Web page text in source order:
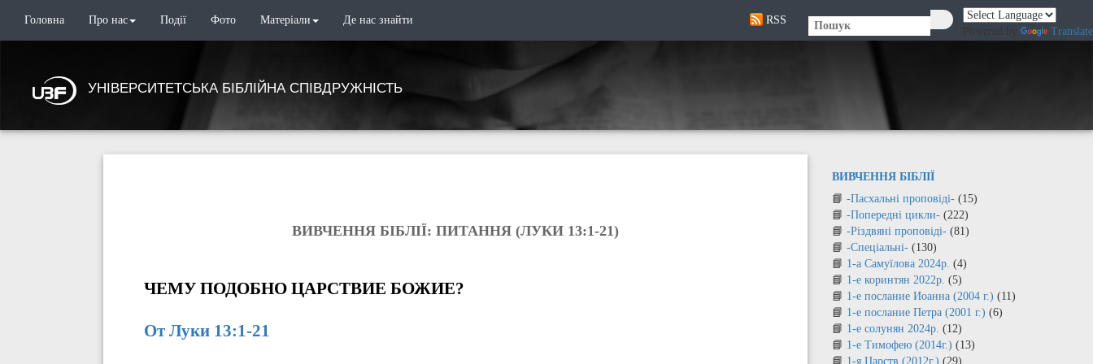
Головна Про нас Події Фото Матеріали Де нас знайти RSS 🔍
Translate
УНІВЕРСИТЕТСЬКА БІБЛІЙНА СПІВДРУЖНІСТЬ
ВИВЧЕННЯ БІБЛІЇ: ПИТАННЯ (ЛУКИ 13:1-21)
ЧЕМУ ПОДОБНО ЦАРСТВИЕ БОЖИЕ?
От Луки 13:1-21
ВИВЧЕННЯ БІБЛІЇ
-Пасхальні проповіді- (15)
-Попередні цикли- (222)
-Різдвяні проповіді- (81)
-Спеціальні- (130)
1-а Самуїлова 2024р. (4)
1-е коринтян 2022р. (5)
1-е послание Иоанна (2004 г.) (11)
1-е послание Петра (2001 г.) (6)
1-е солунян 2024р. (12)
1-е Тимофею (2014г.) (13)
1-я Царств (2012г.) (29)